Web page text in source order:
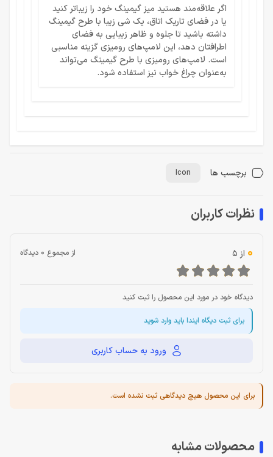
اگر علاقه‌مند هستید میز گیمینگ خود را زیباتر کنید
یا در فضای تاریک اتاق، یک شی زیبا با طرح گیمینگ
داشته باشید تا جلوه و ظاهر زیبایی به فضای
اطرافتان دهد، این لامپ‌های رومیزی گزینه مناسبی
است. لامپ‌های رومیزی با طرح گیمینگ می‌تواند
به‌عنوان چراغ خواب نیز استفاده شود.
برچسب ها Icon
نظرات کاربران
0 از 5 از مجموع 0 دیدگاه
دیدگاه خود در مورد این محصول را ثبت کنید
برای ثبت دیگاه ایندا باید وارد شوید
ورود به حساب کاربری
برای این محصول هیچ دیدگاهی ثبت نشده است.
محصولات مشابه